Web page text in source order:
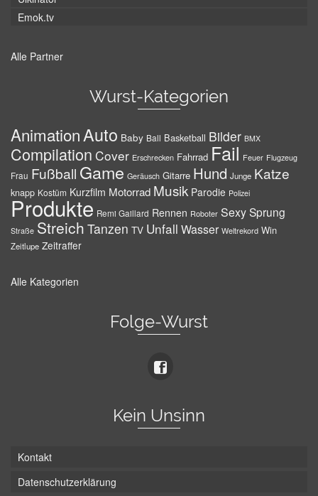
Emok.tv
Alle Partner
Wurst-Kategorien
AnimationAuto Baby Ball Basketball Bilder BMX
Compilation Cover Erschrecken Fahrrad Fail Feuer Flugzeug
Frau Fußball Game Geräusch Gitarre Hund Junge Katze
knapp Kostüm Kurzfilm Motorrad Musik Parodie Polizei
Produkte Remi Gaillard Rennen Roboter SexySprung
Straße Streich Tanzen TV Unfall Wasser Weltrekord Win
Zeitlupe Zeitraffer
Alle Kategorien
Folge-Wurst
Kein Unsinn
Kontakt
Datenschutzerklärung